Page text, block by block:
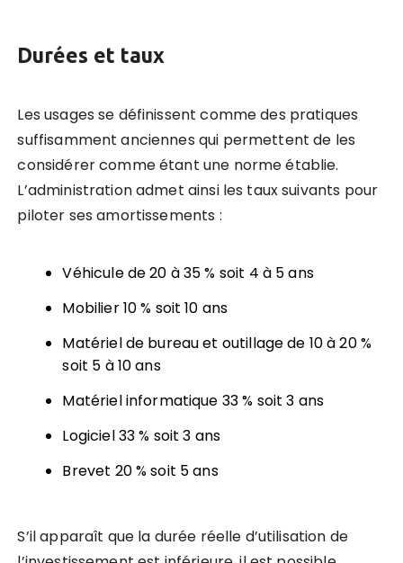
Durées et taux
Les usages se définissent comme des pratiques
suffisamment anciennes qui permettent de les
considérer comme étant une norme établie.
L’administration admet ainsi les taux suivants pour
piloter ses amortissements :
Véhicule de 20 à 35 % soit 4 à 5 ans
Mobilier 10 % soit 10 ans
Matériel de bureau et outillage de 10 à 20 %
soit 5 à 10 ans
Matériel informatique 33 % soit 3 ans
Logiciel 33 % soit 3 ans
Brevet 20 % soit 5 ans
S’il apparaît que la durée réelle d’utilisation de